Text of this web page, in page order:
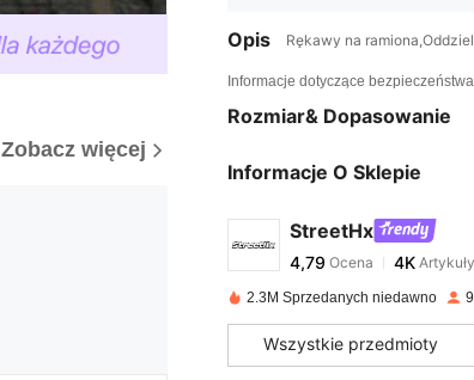
Zobacz więcej
Opis Rękawy na
Informacje dotyczące
Rozmiar& Dopasowanie
Informacje O Sklepie
StreetHx
4,79 4K
4,79 4KArtykuły
N***a zapłacono
2.3M Sprzedanych niedawno
Wszystkie przedmioty